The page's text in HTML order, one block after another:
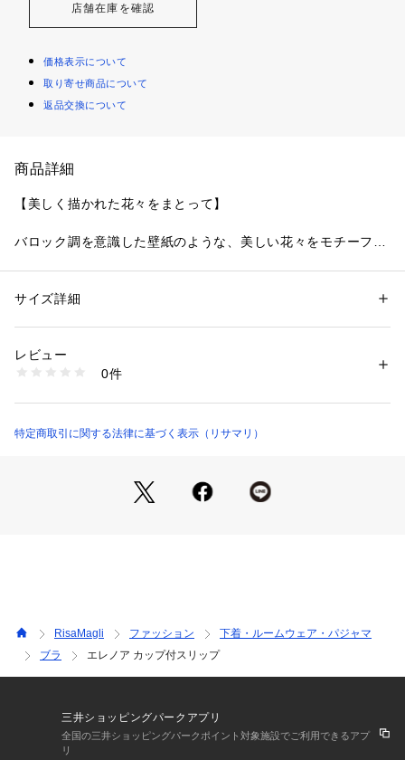
店舗在庫を確認
価格表示について
取り寄せ商品について
返品交換について
商品詳細
【美しく描かれた花々をまとって】
バロック調を意識した壁紙のような、美しい花々をモチーフに
箇所を変化させながら、ラメ糸で平面的な線を入れることで、
てスタイルアップ。大胆に開いたバックスタイルはポイントで
アップリケをあしらい、細めのストラップが上品でおしゃれな
楽しみください。
カップがついたタイプのスリップなので、ブラジャーを着けず
にこれ1枚でご着用いただけます。身生地はすべりがよい素材
L：バスト 86～94cm（総丈：約80cm）
＜商品仕様＞
・身生地の伸縮性：あり
・取り外し可能薄手カップ付属（ウレタン製）
性別：レディース
素材：ナイロン・ポリエステル・ポリウレタン
商品番号：
N05-14651 （ショップ）
サイズ詳細
レビュー
0件
特定商取引に関する法律に基づく表示（リサマリ）
RisaMagli ファッション
下着・ルームウェア・パジャマ
ブラ
エレノア カップ付スリップ
三井ショッピングパークアプリ
全国の三井ショッピングパークポイント対象施設でご利用できるアプ
リ